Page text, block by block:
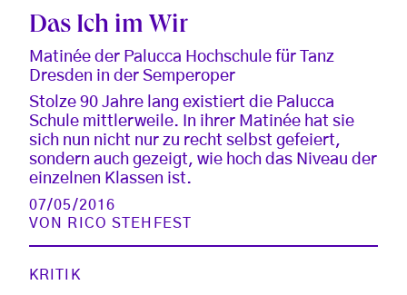
Das Ich im Wir
Matinée der Palucca Hochschule für Tanz
Dresden in der Semperoper
Stolze 90 Jahre lang existiert die Palucca
Schule mittlerweile. In ihrer Matinée hat sie
sich nun nicht nur zu recht selbst gefeiert,
sondern auch gezeigt, wie hoch das Niveau der
einzelnen Klassen ist.
07/05/2016
VON
RICO STEHFEST
KRITIK